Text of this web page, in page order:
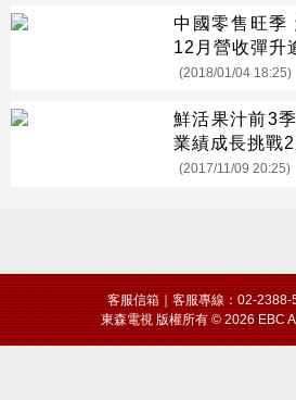
中國零售旺季
12月營收彈升
(2018/01/04 18:25)
鮮活果汁前3
業績成長挑戰
(2017/11/09 20:25)
客服信箱｜客服專線：02-2388-
東森電視 版權所有 © 2026 EBC